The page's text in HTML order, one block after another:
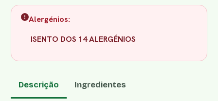
Alergénios:
ISENTO DOS 14 ALERGÉNIOS
Descrição Ingredientes